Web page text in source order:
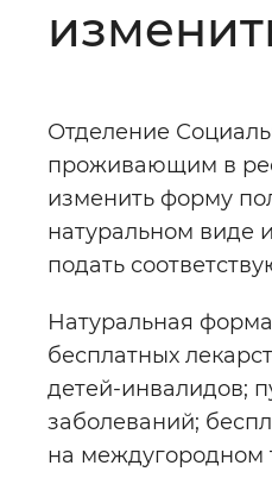
Цвет сайта
Звуковой
Вернуть
Отделение
проживающим в
изменить форму
натуральном виде
подать
Натуральная
бесплатных
детей-инвалидов;
заболеваний;
на междугородном